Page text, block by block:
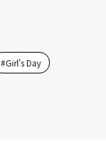
#Girl's Day